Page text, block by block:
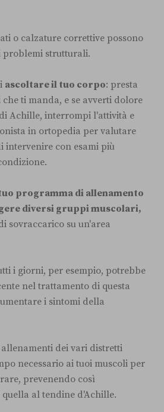
o calzature correttive possono
problemi strutturali.
ascoltare il tuo corpo: presta
ti manda, e se avverti dolore
Achille, interrompi l'attività e
in ortopedia per valutare
intervenire con esami più
programma di allenamento
diversi gruppi muscolari,
sovraccarico su un'area
i giorni, per esempio, potrebbe
nel trattamento di questa
i sintomi della
dei vari distretti
necessario ai tuoi muscoli per
prevenendo così
al tendine d'Achille.